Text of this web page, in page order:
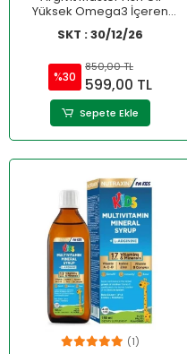
Yüksek Omega3 İçeren
Balık Yağı 150 ml
SKT : 30/12/26
%30
850,00 TL
599,00 TL
Sepete Ekle
(1)